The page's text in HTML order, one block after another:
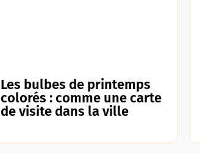
Les bulbes de printemps
colorés : comme une carte
de visite dans la ville